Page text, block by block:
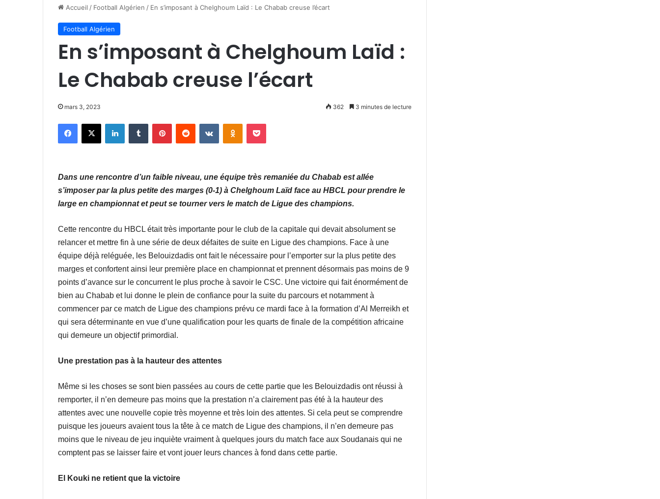
Accueil / Football Algérien / En s’imposant à Chelghoum Laïd : Le Chabab creuse l’écart
Football Algérien
En s’imposant à Chelghoum Laïd :
Le Chabab creuse l’écart
mars 3, 2023 362 3 minutes de lecture
Facebook
X LinkedinTumblr PinterestReddit VKontakteOdnoklassniki
Pocket
Dans une rencontre d’un faible niveau, une équipe très remaniée du Chabab est allée
s’imposer par la plus petite des marges (0-1) à Chelghoum Laïd face au HBCL pour prendre le
large en championnat et peut se tourner vers le match de Ligue des champions.
Cette rencontre du HBCL était très importante pour le club de la capitale qui devait absolument se
relancer et mettre fin à une série de deux défaites de suite en Ligue des champions. Face à une
équipe déjà reléguée, les Belouizdadis ont fait le nécessaire pour l’emporter sur la plus petite des
marges et confortent ainsi leur première place en championnat et prennent désormais pas moins de 9
points d’avance sur le concurrent le plus proche à savoir le CSC. Une victoire qui fait énormément de
bien au Chabab et lui donne le plein de confiance pour la suite du parcours et notamment à
commencer par ce match de Ligue des champions prévu ce mardi face à la formation d’Al Merreikh et
qui sera déterminante en vue d’une qualification pour les quarts de finale de la compétition africaine
qui demeure un objectif primordial.
Une prestation pas à la hauteur des attentes
Même si les choses se sont bien passées au cours de cette partie que les Belouizdadis ont réussi à
remporter, il n’en demeure pas moins que la prestation n’a clairement pas été à la hauteur des
attentes avec une nouvelle copie très moyenne et très loin des attentes. Si cela peut se comprendre
puisque les joueurs avaient tous la tête à ce match de Ligue des champions, il n’en demeure pas
moins que le niveau de jeu inquiète vraiment à quelques jours du match face aux Soudanais qui ne
comptent pas se laisser faire et vont jouer leurs chances à fond dans cette partie.
El Kouki ne retient que la victoire